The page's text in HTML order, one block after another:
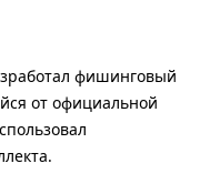
фишинговый
от официальной